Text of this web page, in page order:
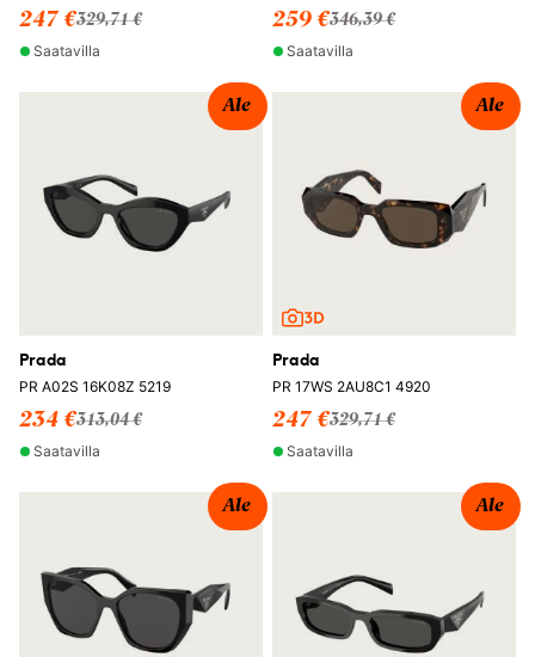
247 €329,71 €
Saatavilla
259 €346,39 €
Saatavilla
Ale
Prada
PR A02S 16K08Z 5219
234 €313,04 €
Saatavilla
Ale
Prada
PR 17WS 2AU8C1 4920
247 €329,71 €
Saatavilla
Ale Ale